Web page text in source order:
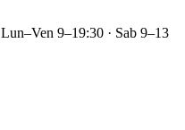
Lun–Ven 9–19:30 · Sab 9–13